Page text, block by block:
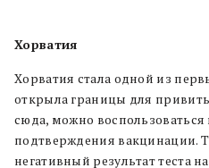
Хорватия
Хорватия стала одной из
открыла границы для
сюда, можно
подтверждения вакцинации.
негативный результат теста